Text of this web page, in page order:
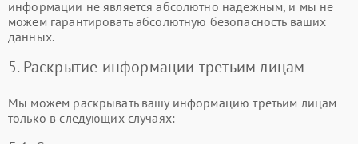
информации не является абсолютно надежным, и мы не
можем гарантировать абсолютную безопасность ваших
данных.
5. Раскрытие информации третьим лицам
Мы можем раскрывать вашу информацию третьим лицам
только в следующих случаях: